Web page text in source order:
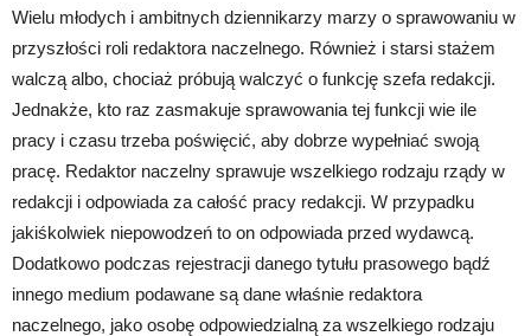
Wielu młodych i ambitnych dziennikarzy marzy o sprawowaniu w
przyszłości roli redaktora naczelnego. Również i starsi stażem
walczą albo, chociaż próbują walczyć o funkcję szefa redakcji.
Jednakże, kto raz zasmakuje sprawowania tej funkcji wie ile
pracy i czasu trzeba poświęcić, aby dobrze wypełniać swoją
pracę. Redaktor naczelny sprawuje wszelkiego rodzaju rządy w
redakcji i odpowiada za całość pracy redakcji. W przypadku
jakiśkolwiek niepowodzeń to on odpowiada przed wydawcą.
Dodatkowo podczas rejestracji danego tytułu prasowego bądź
innego medium podawane są dane właśnie redaktora
naczelnego, jako osobę odpowiedzialną za wszelkiego rodzaju